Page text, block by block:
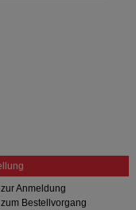
Anmeldung
Bestellvorgang